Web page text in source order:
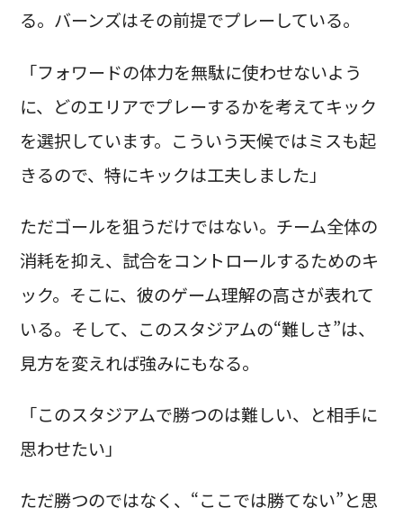
る。バーンズはその前提でプレーしている。
「フォワードの体力を無駄に使わせないよう
に、どのエリアでプレーするかを考えてキック
を選択しています。こういう天候ではミスも起
きるので、特にキックは工夫しました」
ただゴールを狙うだけではない。チーム全体の
消耗を抑え、試合をコントロールするためのキ
ック。そこに、彼のゲーム理解の高さが表れて
いる。そして、このスタジアムの“難しさ”は、
見方を変えれば強みにもなる。
「このスタジアムで勝つのは難しい、と相手に
思わせたい」
ただ勝つのではなく、“ここでは勝てない”と思